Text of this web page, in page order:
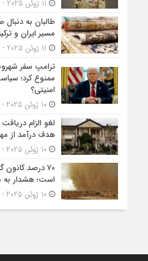
طالبان به دنبال
مسیر ایران و
ممنوع کرد؛
امنیتی؟
10 ژوئن 2025 - 19:41
لغو الزام
هدف درآمد از
10 ژوئن 2025 - 18:53
۷۰ درصد
است؛ هشدار
10 ژوئن 2025 - 18:15